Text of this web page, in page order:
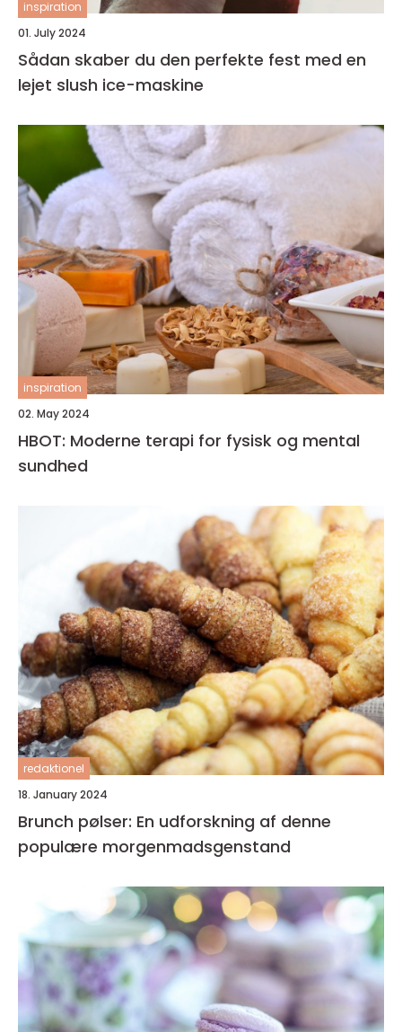
inspiration
01. July 2024
Sådan skaber du den perfekte fest med en
lejet slush ice-maskine
inspiration
02. May 2024
HBOT: Moderne terapi for fysisk og mental
sundhed
redaktionel
18. January 2024
Brunch pølser: En udforskning af denne
populære morgenmadsgenstand